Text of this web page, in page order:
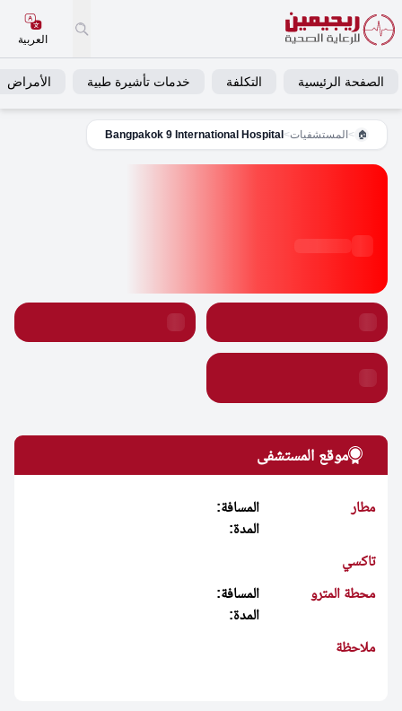
العربية
الصفحة الرئيسية التكلفة خدمات تأشيرة طبية الأمراض
🏠
> المستشفيات>
Bangpakok 9 International Hospital
موقع المستشفى
مطار
المسافة:
المدة:
تاكسي
محطة المترو
المسافة:
المدة:
ملاحظة